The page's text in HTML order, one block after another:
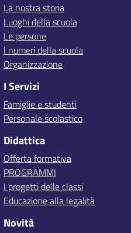
La nostra storia
Luoghi della scuola
Le persone
I numeri della scuola
Organizzazione
I Servizi
Famiglie e studenti
Personale scolastico
Didattica
Offerta formativa
PROGRAMMI
I progetti delle classi
Educazione alla legalità
Novità